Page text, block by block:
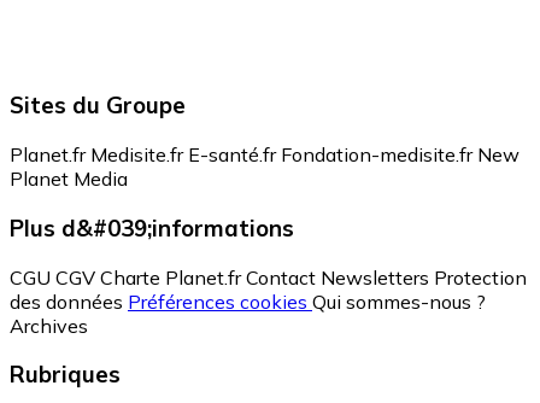
Sites du Groupe
Planet.fr Medisite.fr E-santé.fr Fondation-medisite.fr New
Planet Media
Plus d&#039;informations
CGU CGV Charte Planet.fr Contact Newsletters Protection
des données Préférences cookies Qui sommes-nous ?
Archives
Rubriques